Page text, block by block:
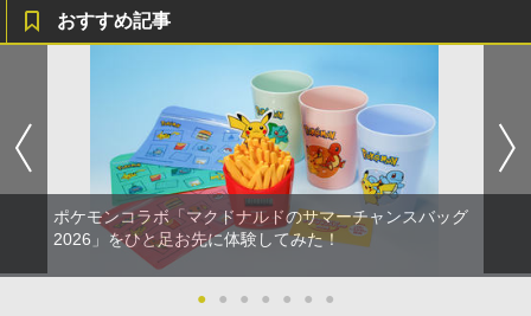
おすすめ記事
ポケモンコラボ「マクドナルドのサマーチャンスバッグ
2026」をひと足お先に体験してみた！
● ● ● ● ● ● ●